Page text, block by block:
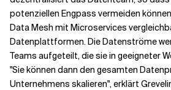
potenziellen Engpass vermeiden
Data Mesh mit Microservices
Datenplattformen. Die Datenströme
Teams aufgeteilt, die sie in geeigneter
"Sie können dann den gesamten
Unternehmens skalieren", erklärt